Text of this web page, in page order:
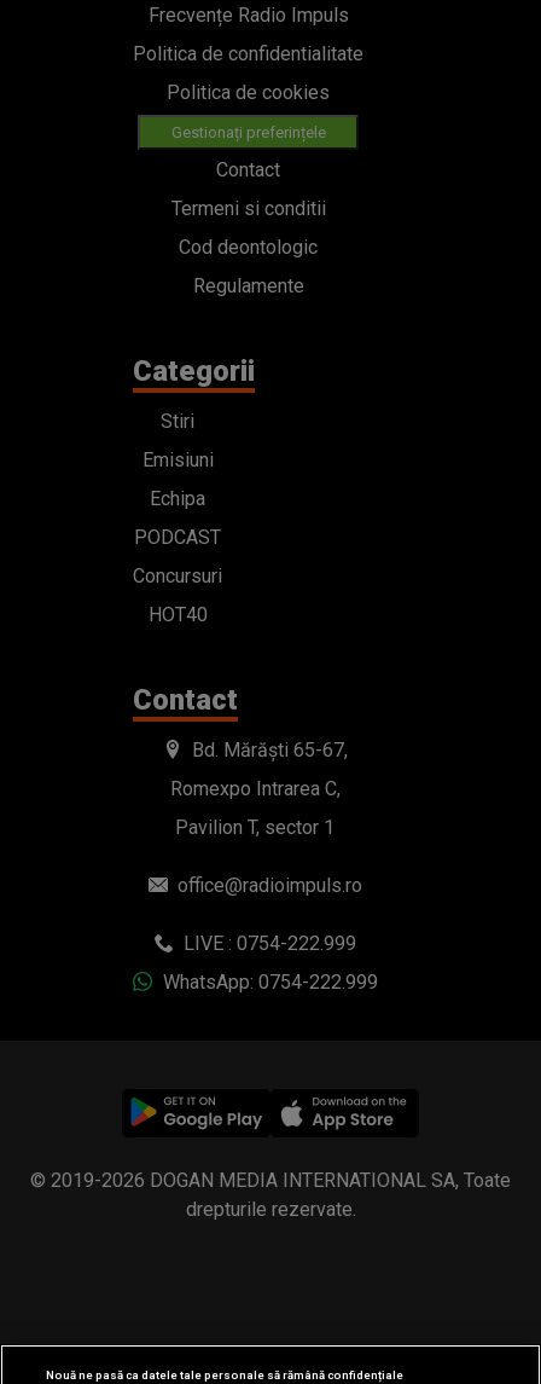
Frecvențe Radio Impuls
Politica de confidentialitate
Politica de cookies
Gestionați preferințele
Contact
Termeni si conditii
Cod deontologic
Regulamente
Categorii
Stiri
Emisiuni
Echipa
PODCAST
Concursuri
HOT40
Contact
Bd. Mărăști 65-67,
Romexpo Intrarea C,
Pavilion T, sector 1
office@radioimpuls.ro
LIVE : 0754-222.999
WhatsApp: 0754-222.999
© 2019-2026 DOGAN MEDIA INTERNATIONAL SA, Toate
drepturile rezervate.
Nouă ne pasă ca datele tale personale să rămână confidențiale